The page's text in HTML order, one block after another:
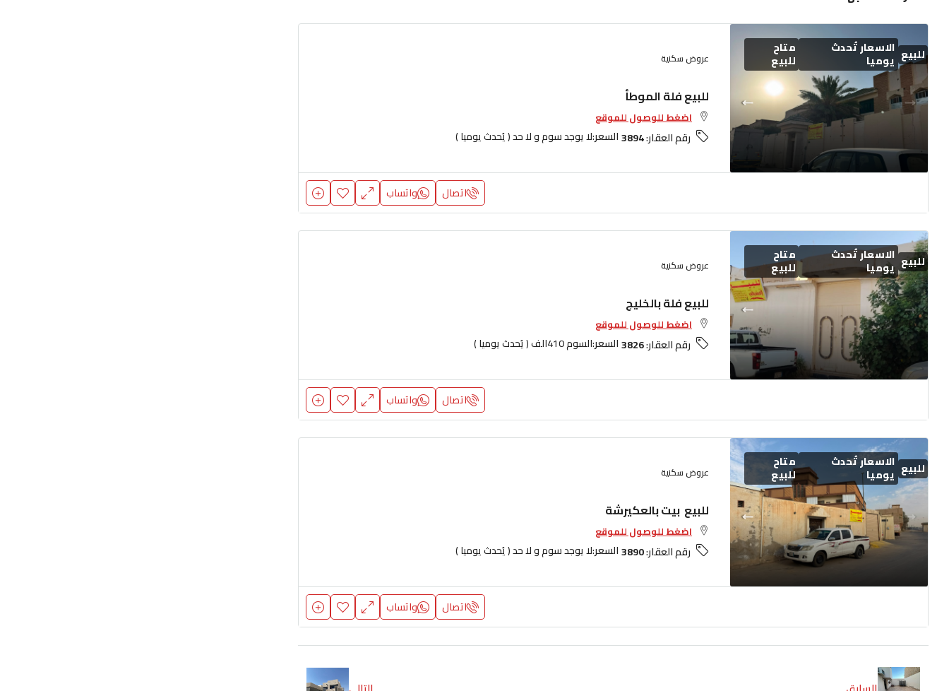
للبيع الاسعار تُحدث
يوميا
متاح
للبيع عروض سكنية
للبيع فلة الموطأ
اضغط للوصول للموقع
رقم العقار:3894السعر:لا يوجد سوم و لا حد ( يُحدث يوميا )
اتصال واتساب
للبيع الاسعار تُحدث
يوميا
متاح
للبيع عروض سكنية
للبيع فلة بالخليج
اضغط للوصول للموقع
رقم العقار:3826السعر:السوم 410الف ( يُحدث يوميا )
اتصال واتساب
للبيع الاسعار تُحدث
يوميا
متاح
للبيع عروض سكنية
للبيع بيت بالعكيرشة
اضغط للوصول للموقع
رقم العقار:3890السعر:لا يوجد سوم و لا حد ( يُحدث يوميا )
اتصال واتساب